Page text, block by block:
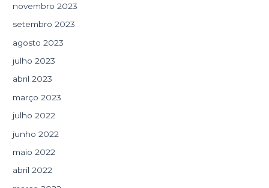
novembro 2023
setembro 2023
agosto 2023
julho 2023
abril 2023
março 2023
julho 2022
junho 2022
maio 2022
abril 2022